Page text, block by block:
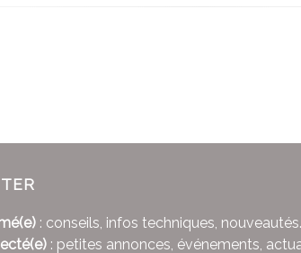
: conseils, infos techniques,
: petites annonces, événements,